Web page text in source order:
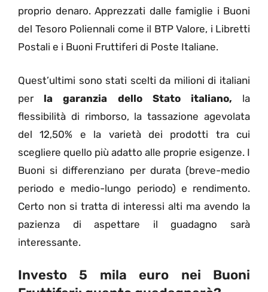
proprio denaro. Apprezzati dalle famiglie i Buoni
del Tesoro Poliennali come il BTP Valore, i Libretti
Postali e i Buoni Fruttiferi di Poste Italiane.
Quest’ultimi sono stati scelti da milioni di italiani
per la garanzia dello Stato italiano, la
flessibilità di rimborso, la tassazione agevolata
del 12,50% e la varietà dei prodotti tra cui
scegliere quello più adatto alle proprie esigenze. I
Buoni si differenziano per durata (breve-medio
periodo e medio-lungo periodo) e rendimento.
Certo non si tratta di interessi alti ma avendo la
pazienza di aspettare il guadagno sarà
interessante.
Investo 5 mila euro nei Buoni